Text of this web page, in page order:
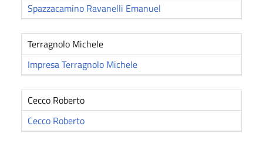
Spazzacamino Ravanelli Emanuel
Terragnolo Michele
Impresa Terragnolo Michele
Cecco Roberto
Cecco Roberto